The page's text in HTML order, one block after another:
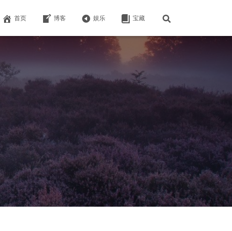
首页 博客 娱乐 宝藏